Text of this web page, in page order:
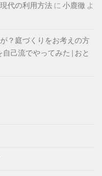
代の利用方法 に 小鹿徹 よ
？庭づくりをお考えの方
己流でやってみた | おと